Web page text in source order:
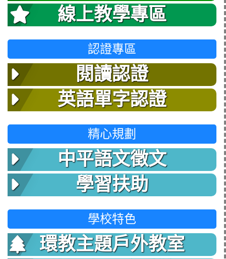
線上教學專區
認證專區
閱讀認證
英語單字認證
精心規劃
中平語文徵文
學習扶助
學校特色
環教主題戶外教室